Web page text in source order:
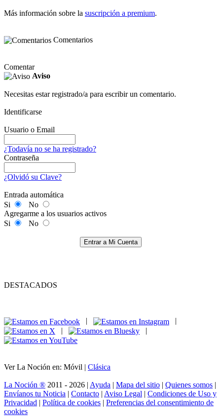
Más información sobre la suscripción a premium.
Comentarios
Comentar
Aviso
Necesitas estar registrado/a para escribir un comentario.
Identificarse
Usuario o Email
¿Todavía no se ha registrado?
Contraseña
¿Olvidó su Clave?
Entrada automática
Si
No
Agregarme a los usuarios activos
Si
No
Entrar a Mi Cuenta
DESTACADOS
|
|
Ver La Noción en: Móvil | Clásica
La Noción ® 2011 - 2026 | Ayuda | Mapa del sitio | Quienes somos |
Envíanos tu Noticia | Contacto | Aviso Legal | Condiciones de Uso y
Privacidad | Política de cookies | Preferencias del consentimiento de
cookies